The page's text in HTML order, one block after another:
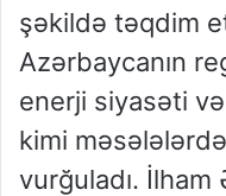
şəkildə təqdim
Azərbaycanın
enerji siyasəti
kimi
vurğuladı.